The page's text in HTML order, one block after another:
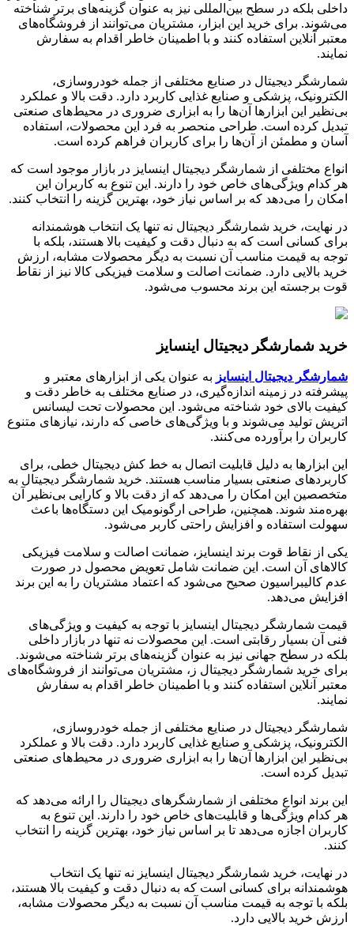
داخلی بلکه در سطح بین‌المللی نیز به عنوان گزینه‌های برتر شناخته
می‌شوند. برای خرید این ابزار، مشتریان می‌توانند از فروشگاه‌های
معتبر آنلاین استفاده کنند و با اطمینان خاطر اقدام به سفارش
نمایند.
شمارشگر دیجیتال در صنایع مختلفی از جمله خودروسازی،
الکترونیک، پزشکی و صنایع غذایی کاربرد دارد. دقت بالا و عملکرد
بی‌نظیر این ابزارها آن‌ها را به ابزاری ضروری در محیط‌های صنعتی
تبدیل کرده است. طراحی منحصر به فرد این محصولات، استفاده
آسان و مطمئن از آن‌ها را برای کاربران فراهم کرده است.
انواع مختلفی از شمارشگر دیجیتال اینسایز در بازار موجود است که
هر کدام ویژگی‌های خاص خود را دارند. این تنوع به کاربران این
امکان را می‌دهد که بر اساس نیاز خود، بهترین گزینه را انتخاب کنند.
در نهایت، خرید شمارشگر دیجیتال نه تنها یک انتخاب هوشمندانه
برای کسانی است که به دنبال دقت و کیفیت بالا هستند، بلکه با
توجه به قیمت مناسب آن نسبت به دیگر محصولات مشابه، ارزش
خرید بالایی دارد. ضمانت اصالت و سلامت فیزیکی کالا نیز از نقاط
قوت برجسته این برند محسوب می‌شود.
خرید شمارشگر دیجیتال اینسایز
شمارشگر دیجیتال اینسایز به عنوان یکی از ابزارهای معتبر و
پیشرفته در زمینه اندازه‌گیری، در صنایع مختلف به خاطر دقت و
کیفیت بالای خود شناخته می‌شود. این محصولات تحت لیسانس
اتریش تولید می‌شوند و با ویژگی‌های خاصی که دارند، نیازهای متنوع
کاربران را برآورده می‌کنند.
این ابزارها به دلیل قابلیت اتصال به خط کش دیجیتال خطی، برای
کاربردهای صنعتی بسیار مناسب هستند. خرید شمارشگر دیجیتال به
متخصصین این امکان را می‌دهد که از دقت بالا و کارایی بی‌نظیر آن
بهره‌مند شوند. همچنین، طراحی ارگونومیک این دستگاه‌ها باعث
سهولت استفاده و افزایش راحتی کاربر می‌شود.
یکی از نقاط قوت برند اینسایز، ضمانت اصالت و سلامت فیزیکی
کالاهای آن است. این ضمانت شامل تعویض محصول در صورت
عدم کالیبراسیون صحیح می‌شود که اعتماد مشتریان را به این برند
افزایش می‌دهد.
قیمت شمارشگر دیجیتال اینسایز با توجه به کیفیت و ویژگی‌های
فنی آن بسیار رقابتی است. این محصولات نه تنها در بازار داخلی
بلکه در سطح جهانی نیز به عنوان گزینه‌های برتر شناخته می‌شوند.
برای خرید شمارشگر دیجیتال ز، مشتریان می‌توانند از فروشگاه‌های
معتبر آنلاین استفاده کنند و با اطمینان خاطر اقدام به سفارش
نمایند.
شمارشگر دیجیتال در صنایع مختلفی از جمله خودروسازی،
الکترونیک، پزشکی و صنایع غذایی کاربرد دارد. دقت بالا و عملکرد
بی‌نظیر این ابزارها آن‌ها را به ابزاری ضروری در محیط‌های صنعتی
تبدیل کرده است.
این برند انواع مختلفی از شمارشگرهای دیجیتال را ارائه می‌دهد که
هر کدام ویژگی‌ها و قابلیت‌های خاص خود را دارند. این تنوع به
کاربران اجازه می‌دهد تا بر اساس نیاز خود، بهترین گزینه را انتخاب
کنند.
در نهایت، خرید شمارشگر دیجیتال اینسایز نه تنها یک انتخاب
هوشمندانه برای کسانی است که به دنبال دقت و کیفیت بالا هستند،
بلکه با توجه به قیمت مناسب آن نسبت به دیگر محصولات مشابه،
ارزش خرید بالایی دارد.